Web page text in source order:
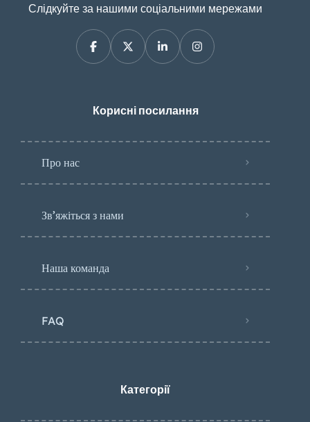
Слідкуйте за нашими соціальними мережами
Корисні посилання
Про нас
Зв’яжіться з нами
Наша команда
FAQ
Категорії